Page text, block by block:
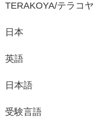
TERAKOYA/テラコヤ
日本
英語
日本語
受験言語